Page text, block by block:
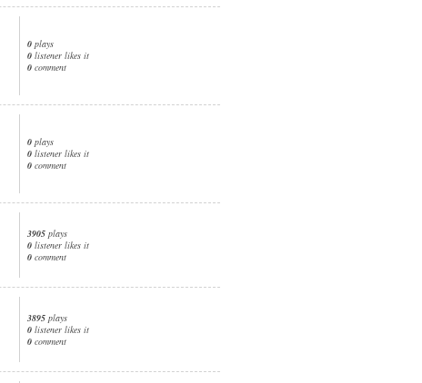
0 plays
0 listener likes it
0 comment
0 plays
0 listener likes it
0 comment
3905 plays
0 listener likes it
0 comment
3895 plays
0 listener likes it
0 comment